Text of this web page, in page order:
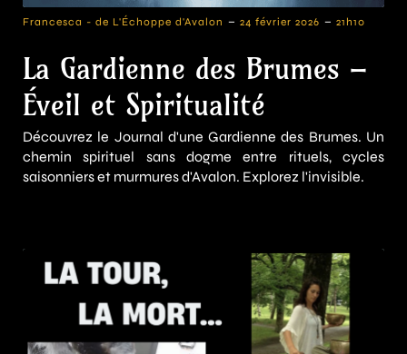
Francesca - de L'Échoppe d'Avalon - 24 février 2026 - 21h10
La Gardienne des Brumes –
Éveil et Spiritualité
Découvrez le Journal d'une Gardienne des Brumes. Un
chemin spirituel sans dogme entre rituels, cycles
saisonniers et murmures d'Avalon. Explorez l'invisible.